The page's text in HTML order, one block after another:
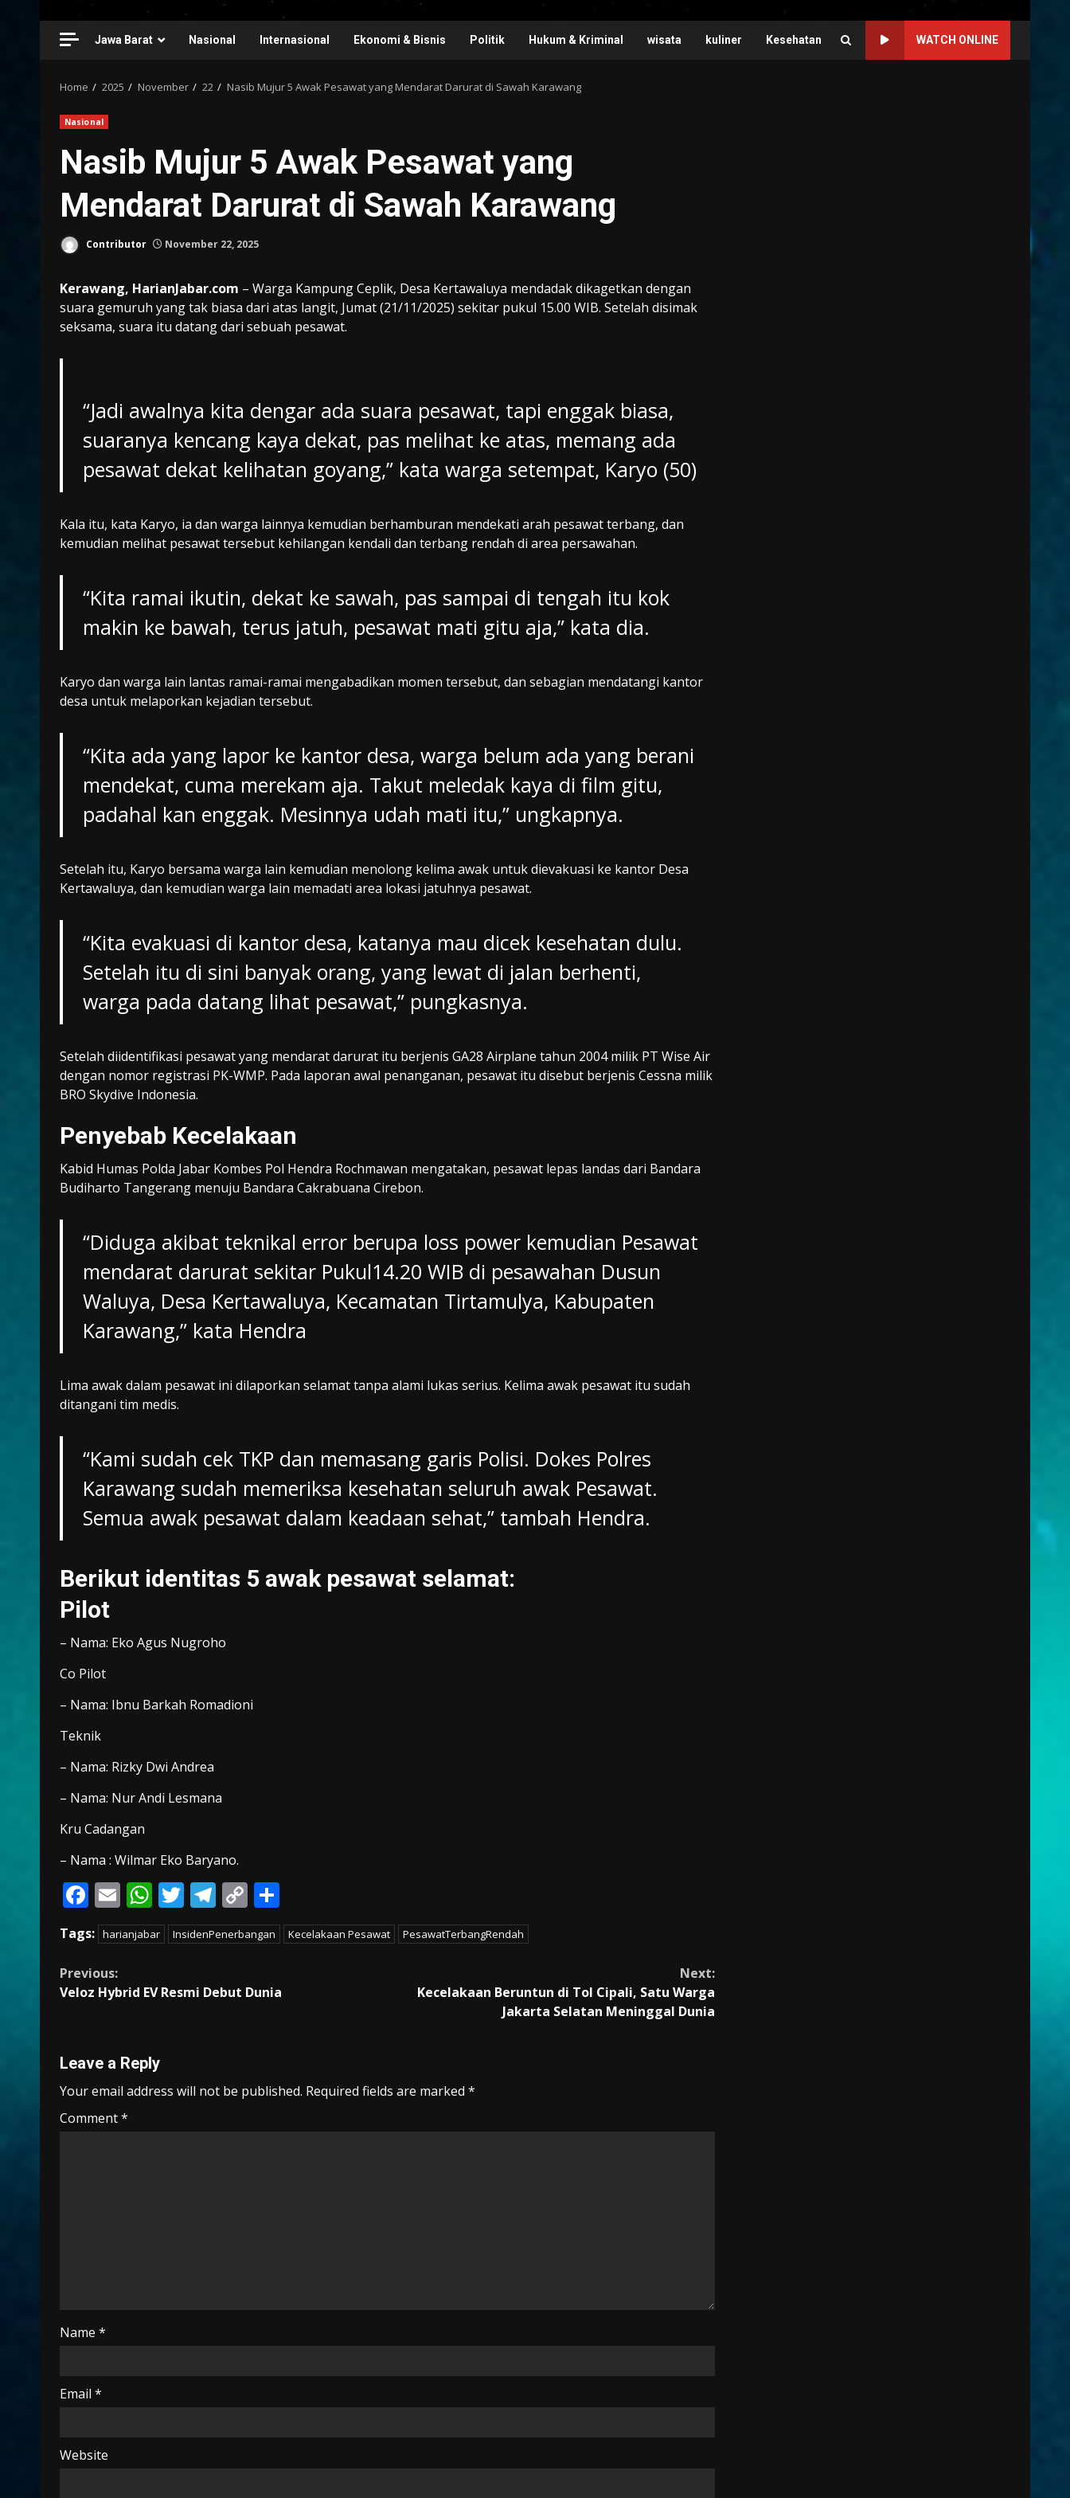
Jawa Barat Nasional Internasional Ekonomi & Bisnis Politik Hukum & Kriminal wisata kuliner Kesehatan WATCH ONLINE
Home 2025 November 22 Nasib Mujur 5 Awak Pesawat yang Mendarat Darurat di Sawah Karawang
Nasional
Nasib Mujur 5 Awak Pesawat yang
Mendarat Darurat di Sawah Karawang
Contributor November 22, 2025
Kerawang, HarianJabar.com – Warga Kampung Ceplik, Desa Kertawaluya mendadak dikagetkan dengan
suara gemuruh yang tak biasa dari atas langit, Jumat (21/11/2025) sekitar pukul 15.00 WIB. Setelah disimak
seksama, suara itu datang dari sebuah pesawat.
“Jadi awalnya kita dengar ada suara pesawat, tapi enggak biasa,
suaranya kencang kaya dekat, pas melihat ke atas, memang ada
pesawat dekat kelihatan goyang,” kata warga setempat, Karyo (50)
Kala itu, kata Karyo, ia dan warga lainnya kemudian berhamburan mendekati arah pesawat terbang, dan
kemudian melihat pesawat tersebut kehilangan kendali dan terbang rendah di area persawahan.
“Kita ramai ikutin, dekat ke sawah, pas sampai di tengah itu kok
makin ke bawah, terus jatuh, pesawat mati gitu aja,” kata dia.
Karyo dan warga lain lantas ramai-ramai mengabadikan momen tersebut, dan sebagian mendatangi kantor
desa untuk melaporkan kejadian tersebut.
“Kita ada yang lapor ke kantor desa, warga belum ada yang berani
mendekat, cuma merekam aja. Takut meledak kaya di film gitu,
padahal kan enggak. Mesinnya udah mati itu,” ungkapnya.
Setelah itu, Karyo bersama warga lain kemudian menolong kelima awak untuk dievakuasi ke kantor Desa
Kertawaluya, dan kemudian warga lain memadati area lokasi jatuhnya pesawat.
“Kita evakuasi di kantor desa, katanya mau dicek kesehatan dulu.
Setelah itu di sini banyak orang, yang lewat di jalan berhenti,
warga pada datang lihat pesawat,” pungkasnya.
Setelah diidentifikasi pesawat yang mendarat darurat itu berjenis GA28 Airplane tahun 2004 milik PT Wise Air
dengan nomor registrasi PK-WMP. Pada laporan awal penanganan, pesawat itu disebut berjenis Cessna milik
BRO Skydive Indonesia.
Penyebab Kecelakaan
Kabid Humas Polda Jabar Kombes Pol Hendra Rochmawan mengatakan, pesawat lepas landas dari Bandara
Budiharto Tangerang menuju Bandara Cakrabuana Cirebon.
“Diduga akibat teknikal error berupa loss power kemudian Pesawat
mendarat darurat sekitar Pukul14.20 WIB di pesawahan Dusun
Waluya, Desa Kertawaluya, Kecamatan Tirtamulya, Kabupaten
Karawang,” kata Hendra
Lima awak dalam pesawat ini dilaporkan selamat tanpa alami lukas serius. Kelima awak pesawat itu sudah
ditangani tim medis.
“Kami sudah cek TKP dan memasang garis Polisi. Dokes Polres
Karawang sudah memeriksa kesehatan seluruh awak Pesawat.
Semua awak pesawat dalam keadaan sehat,” tambah Hendra.
Berikut identitas 5 awak pesawat selamat:
Pilot
– Nama: Eko Agus Nugroho
Co Pilot
– Nama: Ibnu Barkah Romadioni
Teknik
– Nama: Rizky Dwi Andrea
– Nama: Nur Andi Lesmana
Kru Cadangan
– Nama : Wilmar Eko Baryano.
F
ac
e
b
o
E
m
ai
W
h
at
A
T
w
itt
T
el
e
a
C
o
p
Li
h
ar
Tags: harianjabar InsidenPenerbangan Kecelakaan Pesawat PesawatTerbangRendah
Continue
Reading
Previous:
Veloz Hybrid EV Resmi Debut Dunia
Next:
Kecelakaan Beruntun di Tol Cipali, Satu Warga
Jakarta Selatan Meninggal Dunia
Leave a Reply
Your email address will not be published. Required fields are marked *
Comment*
Name *
Email *
Website